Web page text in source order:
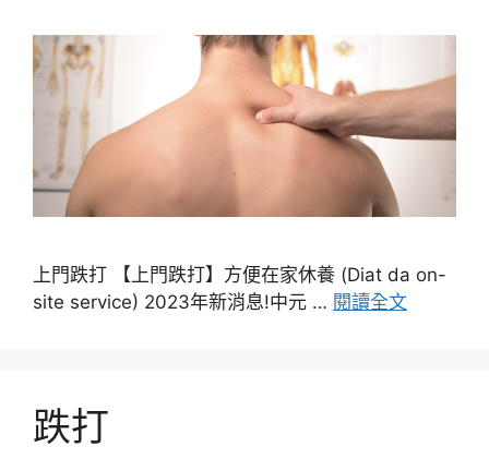
上門跌打 【上門跌打】方便在家休養 (Diat da on-
site service) 2023年新消息!中元 … 閱讀全文
跌打